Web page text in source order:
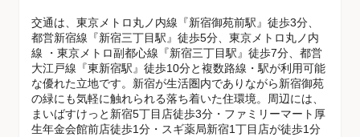
交通は、東京メトロ丸ノ内線『新宿御苑前駅』徒歩3分、
都営新宿線『新宿三丁目駅』徒歩5分、東京メトロ丸ノ内
線 ・東京メトロ副都心線『新宿三丁目駅』徒歩7分、都営
大江戸線『東新宿駅』徒歩10分と複数路線・駅が利用可能
な優れた立地です。新宿が生活圏内でありながら新宿御苑
の緑にも気軽に触れられる落ち着いた住環境。周辺には、
まいばすけっと新宿5丁目店徒歩3分・ファミリーマート厚
生年金会館前店徒歩1分・スギ薬局新宿1丁目店が徒歩1分